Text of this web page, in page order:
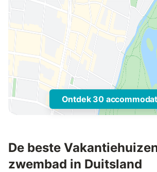
Ontdek 30
De beste
zwembad in Duitsland